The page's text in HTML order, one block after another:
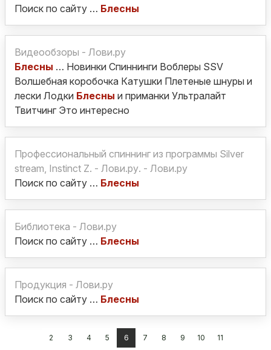
Поиск по сайту … Блесны
Видеообзоры - Лови.ру
Блесны … Новинки Спиннинги Воблеры SSV
Волшебная коробочка Катушки Плетеные шнуры и
лески Лодки Блесны и приманки Ультралайт
Твитчинг Это интересно
Профессиональный спиннинг из программы Silver
stream, Instinct Z. - Лови.ру. - Лови.ру
Поиск по сайту … Блесны
Библиотека - Лови.ру
Поиск по сайту … Блесны
Продукция - Лови.ру
Поиск по сайту … Блесны
2 3 4 5 6 7 8 9 10 11